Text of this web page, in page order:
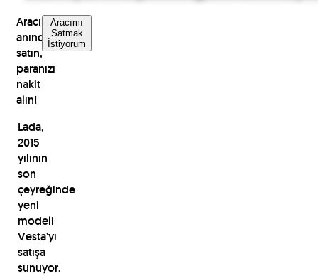
Aracınızı
anında
satın,
paranızı
nakit
alın!
Aracımı
Satmak
İstiyorum
Lada,
2015
yılının
son
çeyreğinde
yeni
modeli
Vesta’yı
satışa
sunuyor.